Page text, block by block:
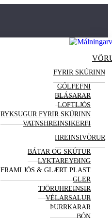
FYRIR SKÚRINN
GÓLFEFNI
BLÁSARAR
LOFTLJÓS
RYKSUGUR FYRIR SKÚRINN
VATNSHREINSIKERFI
HREINSIVÖRUR
BÁTAR OG SKÚTUR
LYKTAREYÐING
FRAMLJÓS & GLÆRT PLAST
GLER
TJÖRUHREINSIR
VÉLARSALUR
ÞURRKARAR
BÓN